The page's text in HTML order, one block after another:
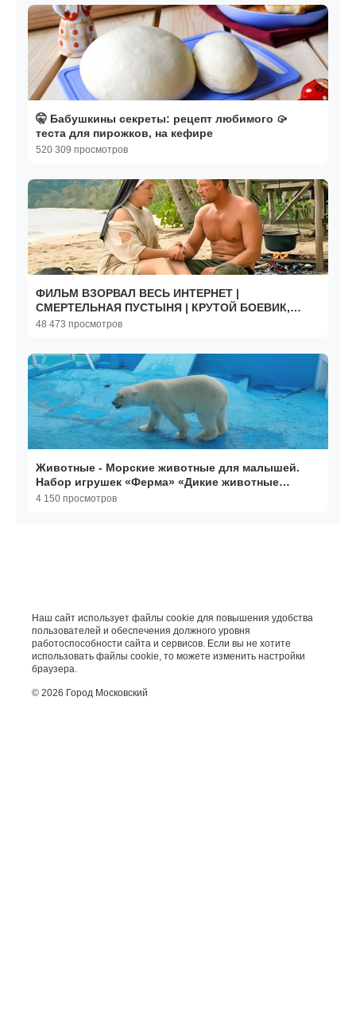
🤫 Бабушкины секреты: рецепт любимого 🥠
теста для пирожков, на кефире
520 309 просмотров
ФИЛЬМ ВЗОРВАЛ ВЕСЬ ИНТЕРНЕТ |
СМЕРТЕЛЬНАЯ ПУСТЫНЯ | КРУТОЙ БОЕВИК,
СВЕЖИЕ ФИЛЬМЫ
48 473 просмотров
Животные - Морские животные для малышей.
Набор игрушек «Ферма» «Дикие животные
зоопарка»
4 150 просмотров
Наш сайт использует файлы cookie для повышения удобства
пользователей и обеспечения должного уровня
работоспособности сайта и сервисов. Если вы не хотите
использовать файлы cookie, то можете изменить настройки
браузера.
© 2026 Город Московский